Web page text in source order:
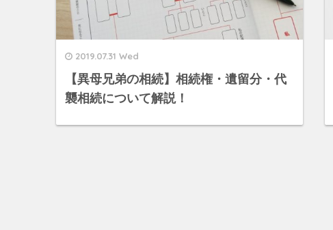
2019.07.31 Wed
【異母兄弟の相続】相続権・遺留分・代
襲相続について解説！